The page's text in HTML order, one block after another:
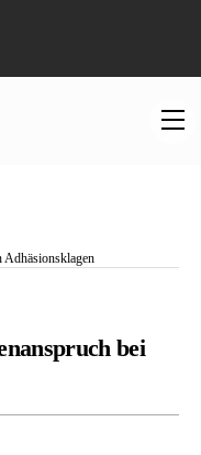
Adhäsionsklagen
bei